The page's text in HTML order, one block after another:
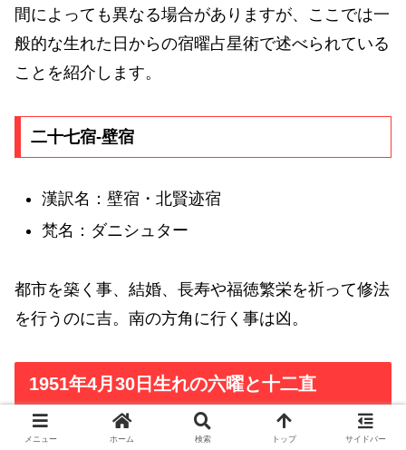
間によっても異なる場合がありますが、ここでは一
般的な生れた日からの宿曜占星術で述べられている
ことを紹介します。
二十七宿-壁宿
漢訳名：壁宿・北賢迹宿
梵名：ダニシュター
都市を築く事、結婚、長寿や福徳繁栄を祈って修法
を行うのに吉。南の方角に行く事は凶。
1951年4月30日生れの六曜と十二直
メニュー ホーム 検索 トップ サイドバー